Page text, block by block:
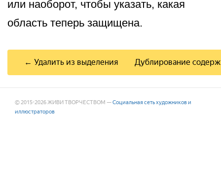
или наоборот, чтобы указать, какая
область теперь защищена.
← Удалить из выделения Дублирование
© 2015-2026 ЖИВИ ТВОРЧЕСТВОМ —Социальная сеть художников и
иллюстраторов